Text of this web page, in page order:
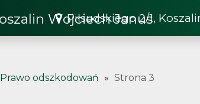
Piłsudskiego 2/1,
Prawo odszkodowań » Strona 3